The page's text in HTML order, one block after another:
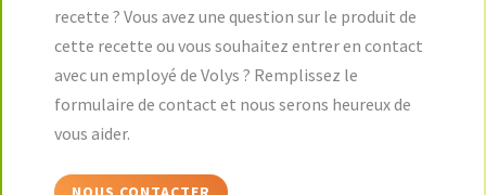
recette ? Vous avez une question sur le produit de
cette recette ou vous souhaitez entrer en contact
avec un employé de Volys ? Remplissez le
formulaire de contact et nous serons heureux de
vous aider.